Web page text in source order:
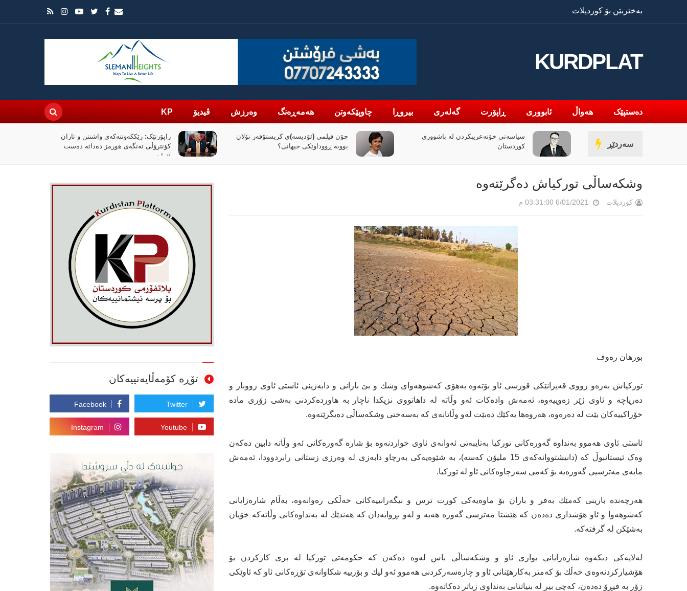
بەخێربێن بۆ کوردپلات
KURDPLAT
دەستپێک هەواڵ ئابووری ڕاپۆرت گەلەری بیروڕا چاوپێکەوتن هەمەڕەنگ وەرزش ڤیدیۆ KP
سەردێڕ
سیاسەتی خۆتەعریبکردن لە باشووری
کوردستان
چۆن فیلمی (ئۆدیسە)ی کریستۆفەر نۆلان
بووبە ڕووداوێکی جیهانی؟
راپۆرتێک: رێککەوتنەکەی واشنتن و تاران
کۆنترۆڵی تەنگەی هورمز دەداتە دەست
ئێران
وشکەساڵی تورکیاش دەگرێتەوە
کوردپلات 6/01/2021 03:31:00 م
بورهان رەوف
توركیاش بەرەو رووی قەیرانێكی قورسی ئاو بۆتەوە بەهۆی كەشوهەوای وشك و بێ بارانی و دابەزینی ئاستی ئاوی رووبار و
دەریاچە و ئاوی ژێر زەوییەوە، ئەمەش وادەكات ئەو وڵاتە لە داهاتووی نزیكدا ناچار بە هاوردەكردنی بەشی زۆری مادە
خۆراكییەكان بێت لە دەرەوە، هەروەها یەكێك دەبێت لەو وڵاتانەی كە بەسەختی وشكەساڵی دەیگرێتەوە.
ئاستی ئاوی هەموو بەنداوە گەورەكانی توركیا بەتایبەتی ئەوانەی ئاوی خواردنەوە بۆ شارە گەورەكانی ئەو وڵاتە دابین دەکەن
وەک ئیستانبوڵ کە (دانیشتووانەكەی 15 ملیۆن كەسە)، بە شێوەیەكی بەرچاو دابەزی لە وەرزی زستانی رابردوودا، ئەمەش
مایەی مەترسیی گەورەیە بۆ كەمی سەرچاوەكانی ئاو لە توركیا.
هەرچەندە بارینی كەمێك بەفر و باران بۆ ماوەیەكی كورت ترس و نیگەرانییەكانی خەڵكی رەوانەوە، بەڵام شارەزایانی
كەشوهەوا و ئاو هۆشداری دەدەن كە هێشتا مەترسی گەورە هەیە و لەو بڕوایەدان كە هەندێك لە بەنداوەكانی وڵاتەکە خۆیان
بەشێكن لە گرفتەكە.
لەلایەكی دیکەوە شارەزایانی بواری ئاو و وشكەساڵی باس لەوە دەكەن كە حكومەتی توركیا لە بری كاركردن بۆ
هۆشیاركردنەوەی خەڵك بۆ كەمتر بەكارهێنانی ئاو و چارەسەركردنی هەموو ئەو لیك و بۆرییە شكاوانەی تۆڕەكانی ئاو كە ئاوێكی
زۆر بە فیڕۆ دەدەن، کەچی بیر لە بنیاتنانی بەنداوی زیاتر دەكاتەوە.
تۆڕە کۆمەڵایەتییەکان